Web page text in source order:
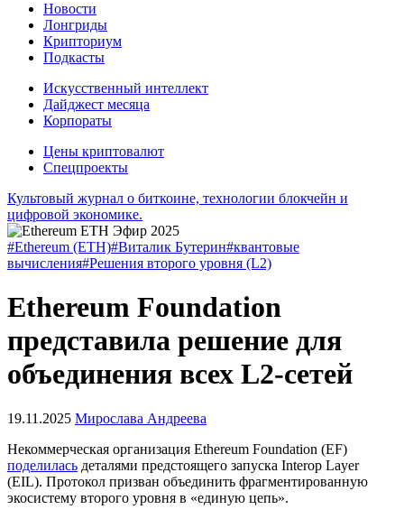
Новости
Лонгриды
Крипториум
Подкасты
Искусственный интеллект
Дайджест месяца
Корпораты
Цены криптовалют
Спецпроекты
Культовый журнал о биткоине, технологии блокчейн и
цифровой экономике.
#Ethereum (ETH)#Виталик Бутерин#квантовые
вычисления#Решения второго уровня (L2)
Ethereum Foundation
представила решение для
объединения всех L2-сетей
19.11.2025 Мирослава Андреева
Некоммерческая организация Ethereum Foundation (EF)
поделилась деталями предстоящего запуска Interop Layer
(EIL). Протокол призван объединить фрагментированную
экосистему второго уровня в «единую цепь».